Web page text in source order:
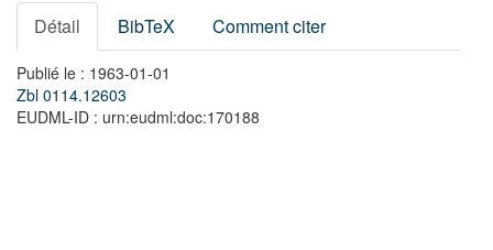
Détail BibTeX Comment citer
Publié le : 1963-01-01
Zbl 0114.12603
EUDML-ID : urn:eudml:doc:170188